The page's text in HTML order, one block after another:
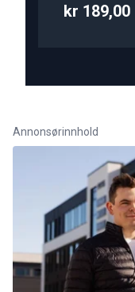
kr 189,00
Annonsørinnhold